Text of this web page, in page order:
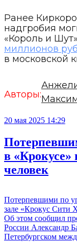
Ранее
надгробия
«Король и
миллионов
в московской
Авторы:
20 мая 2025 14:29
в «Крокусе»
человек
Потерпевшими по
зале «Крокус Сити
Об этом сообщил
России Александр
Петербургском